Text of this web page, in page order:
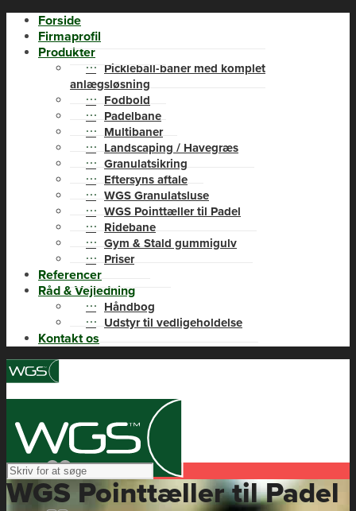
Forside
Firmaprofil
Produkter
Pickleball-baner med komplet
anlægsløsning
Fodbold
Padelbane
Multibaner
Landscaping / Havegræs
Granulatsikring
Eftersyns aftale
WGS Granulatsluse
WGS Pointtæller til Padel
Ridebane
Gym & Stald gummigulv
Priser
Referencer
Råd & Vejledning
Håndbog
Udstyr til vedligeholdelse
Kontakt os
WGS Pointtæller til Padel